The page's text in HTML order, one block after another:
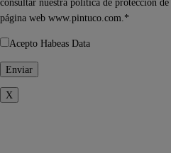
consultar nuestra política de protección de
página web www.pintuco.com.*
Acepto Habeas Data
X